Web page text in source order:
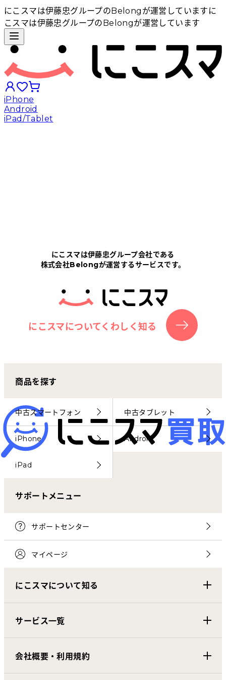
にこスマは伊藤忠グループのBelongが運営しています に
こスマは伊藤忠グループのBelongが運営しています
iPhone
Android
iPad/Tablet
にこスマについて
サポートセンター
お客さまの声
にこスマ通信
マイページ
にこスマは伊藤忠グループ会社である
株式会社Belongが運営するサービスです。
にこスマについてくわしく知る
商品を探す
中古スマートフォン 中古タブレット
iPhone Android
iPad
サポートメニュー
サポートセンター
マイページ
にこスマについて知る
サービス一覧
会社概要・利用規約